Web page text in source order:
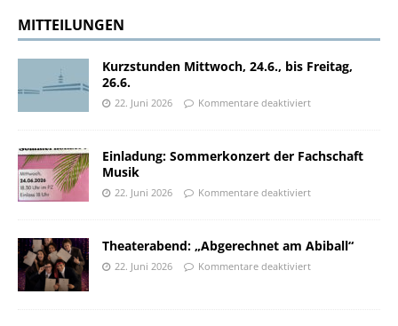
MITTEILUNGEN
Kurzstunden Mittwoch, 24.6., bis Freitag,
26.6.
22. Juni 2026 Kommentare deaktiviert
Einladung: Sommerkonzert der Fachschaft
Musik
22. Juni 2026 Kommentare deaktiviert
Theaterabend: „Abgerechnet am Abiball“
22. Juni 2026 Kommentare deaktiviert